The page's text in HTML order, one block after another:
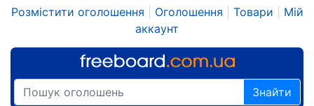
Розмістити оголошення Оголошення Товари
Мій
аккаунт
Знайти